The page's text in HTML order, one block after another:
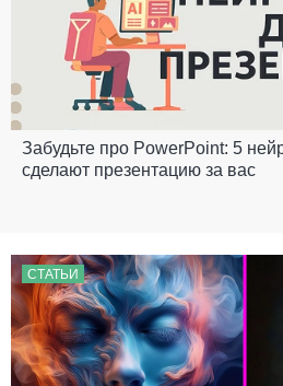
Забудьте про PowerPoint: 5
сделают презентацию за вас
СТАТЬИ